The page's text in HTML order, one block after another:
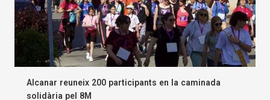
Alcanar reuneix 200 participants en la caminada
solidària pel 8M